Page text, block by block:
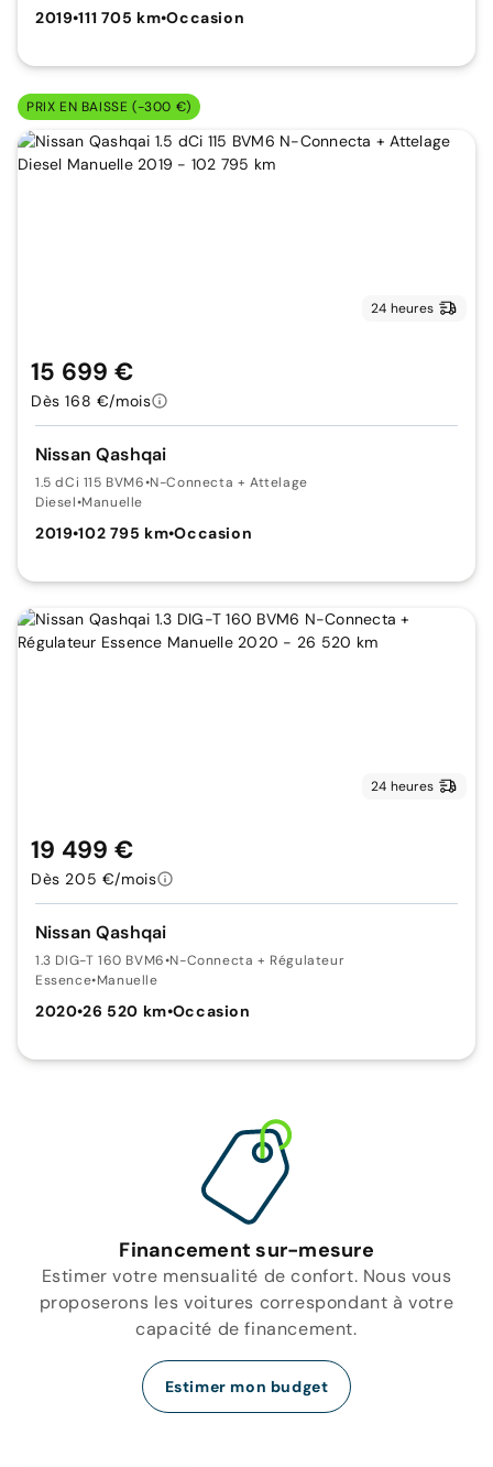
2019•111 705 km•Occasion
PRIX EN BAISSE (-300 €)
24 heures
Nissan Qashqai
1.5 dCi 115 BVM6•N-Connecta + Attelage
Diesel•Manuelle
2019•102 795 km•Occasion
15 699 €
Dès 168 €/mois
24 heures
Nissan Qashqai
1.3 DIG-T 160 BVM6•N-Connecta + Régulateur
Essence•Manuelle
2020•26 520 km•Occasion
19 499 €
Dès 205 €/mois
Financement sur-mesure
Estimer votre mensualité de confort. Nous vous
proposerons les voitures correspondant à votre
capacité de financement.
Estimer mon budget